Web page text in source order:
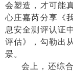
会塑造，才可能
心庄嘉芮分享《
息安全测评认证
评估》，勾勒出
景。
会上，还综